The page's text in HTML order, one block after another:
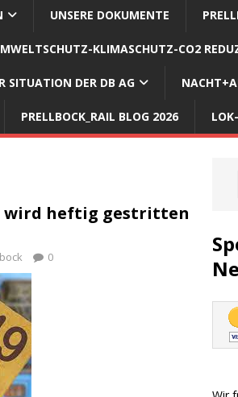
UNSERE DOKUMENTE
KLIMASCHUTZ-CO2
SITUATION DER DB AG
PRELLBOCK_RAIL BLOG 2026
wird heftig gestritten
0